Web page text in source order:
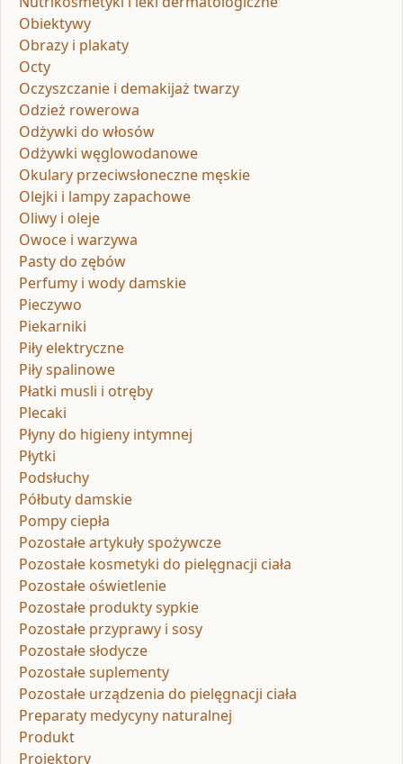
Obiektywy
Obrazy i plakaty
Octy
Oczyszczanie i demakijaż twarzy
Odzież rowerowa
Odżywki do włosów
Odżywki węglowodanowe
Okulary przeciwsłoneczne męskie
Olejki i lampy zapachowe
Oliwy i oleje
Owoce i warzywa
Pasty do zębów
Perfumy i wody damskie
Pieczywo
Piekarniki
Piły elektryczne
Piły spalinowe
Płatki musli i otręby
Plecaki
Płyny do higieny intymnej
Płytki
Podsłuchy
Półbuty damskie
Pompy ciepła
Pozostałe artykuły spożywcze
Pozostałe kosmetyki do pielęgnacji ciała
Pozostałe oświetlenie
Pozostałe produkty sypkie
Pozostałe przyprawy i sosy
Pozostałe słodycze
Pozostałe suplementy
Pozostałe urządzenia do pielęgnacji ciała
Preparaty medycyny naturalnej
Produkt
Projektory